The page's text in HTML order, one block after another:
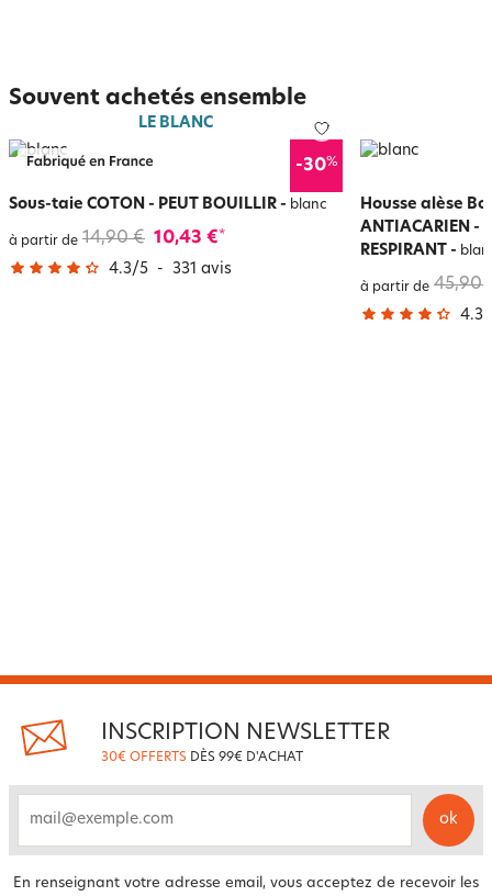
Souvent achetés ensemble
LE BLANC
-30%
Sous-taie COTON - PEUT BOUILLIR - blanc
à partir de 14,90 € 10,43 €*
4.3/5 - 331 avis
Housse alèse
ANTIACARIEN -
RESPIRANT -
à partir de 45,90
4.3
INSCRIPTION NEWSLETTER
30€ OFFERTS DÈS 99€ D'ACHAT
ok
En renseignant votre adresse email, vous acceptez de recevoir les